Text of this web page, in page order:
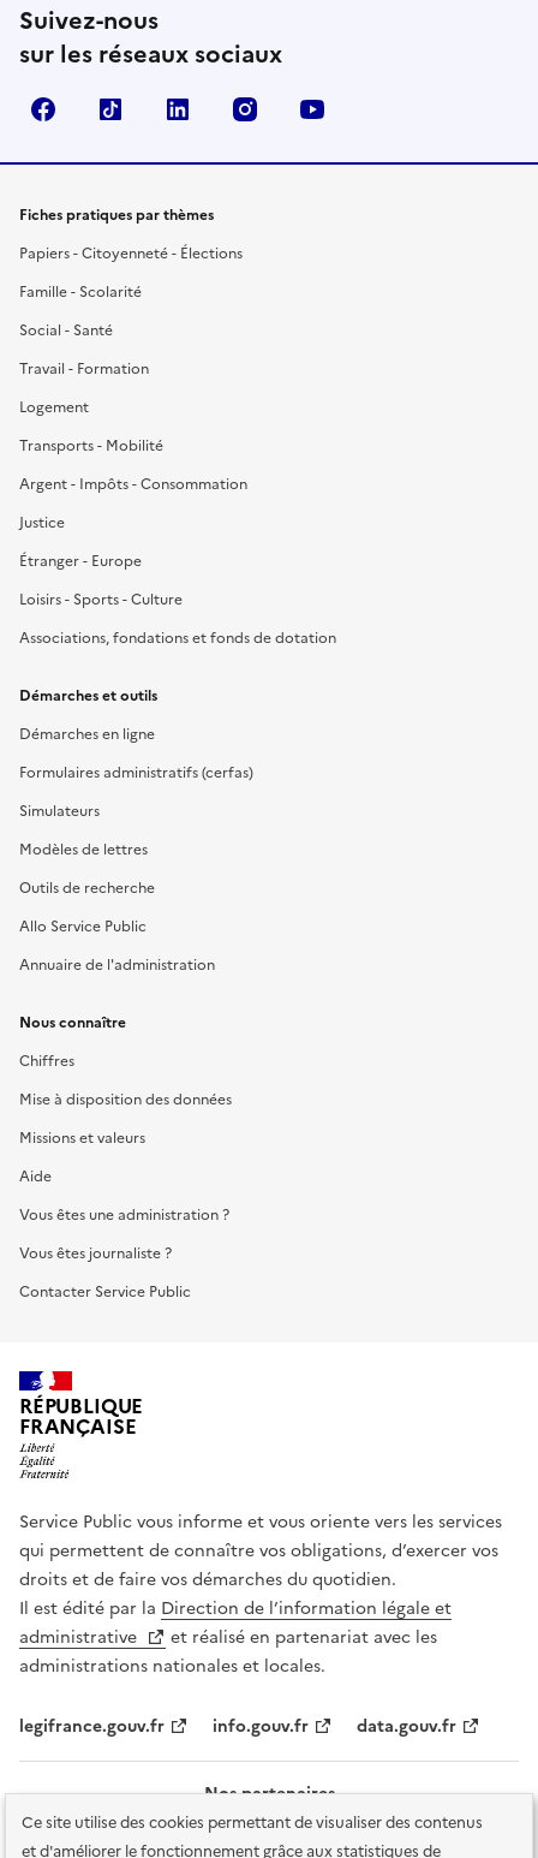
Ce site utilise des cookies permettant de visualiser des contenus
et d'améliorer le fonctionnement grâce aux statistiques de
Suivez-nous
sur les réseaux sociaux
FacebookTikTok LinkedIn Instagram
Fiches pratiques par thèmes
Papiers - Citoyenneté - Élections
Famille - Scolarité
Social - Santé
Travail - Formation
Logement
Transports - Mobilité
Argent - Impôts - Consommation
Justice
Étranger - Europe
Loisirs - Sports - Culture
Associations, fondations et fonds de dotation
Démarches et outils
Démarches en ligne
Formulaires administratifs (cerfas)
Simulateurs
Modèles de lettres
Outils de recherche
Allo Service Public
Annuaire de l'administration
Nous connaître
Chiffres
Mise à disposition des données
Missions et valeurs
Aide
Vous êtes une administration ?
Vous êtes journaliste ?
Contacter Service Public
RÉPUBLIQUE
FRANÇAISE
Service Public vous informe et vous oriente vers les services
qui permettent de connaître vos obligations, d’exercer vos
droits et de faire vos démarches du quotidien.
Il est édité par la Direction de l’information légale et
administrative
et réalisé en partenariat avec les
administrations nationales et locales.
legifrance.gouv.fr info.gouv.fr data.gouv.fr
Nos partenaires